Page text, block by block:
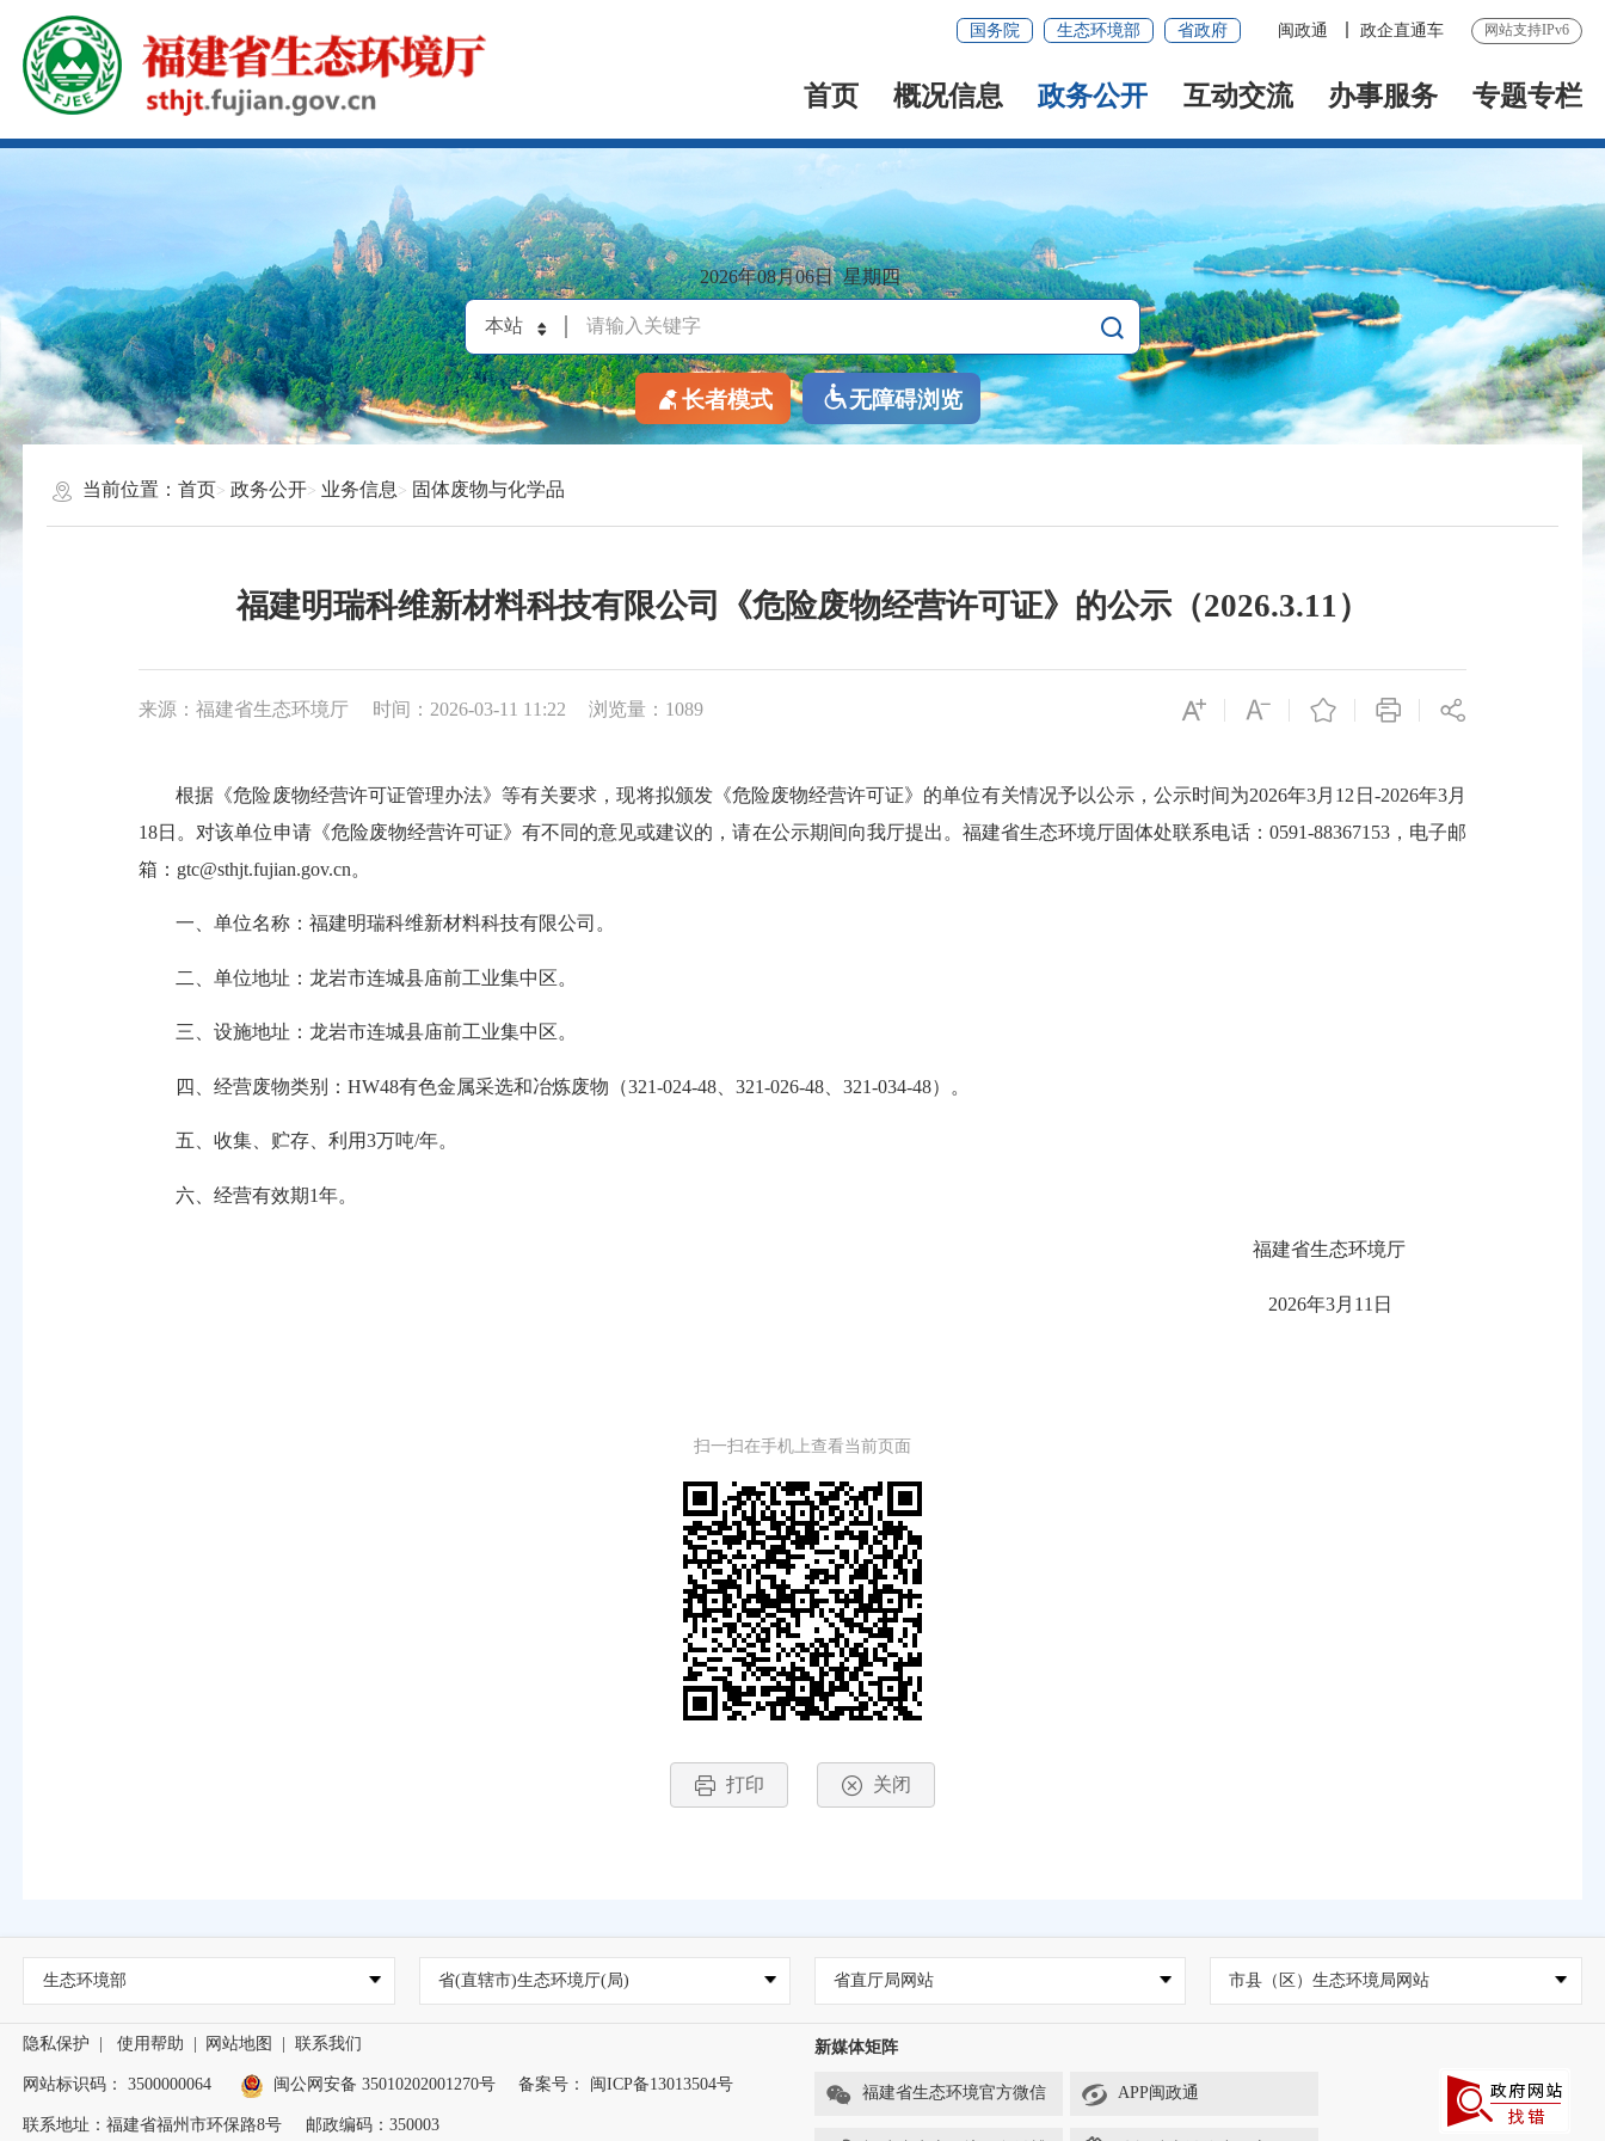
国务院 生态环境部 省政府 闽政通 政企直通车 网站支持IPv6
首页 概况信息 政务公开 互动交流 办事服务 专题专栏
2026年08月06日 星期四
长者模式 无障碍浏览
当前位置：首页 政务公开 业务信息 固体废物与化学品
福建明瑞科维新材料科技有限公司《危险废物经营许可证》的公示（2026.3.11）
来源：福建省生态环境厅 时间：2026-03-11 11:22 浏览量：1089
根据《危险废物经营许可证管理办法》等有关要求，现将拟颁发《危险废物经营许可证》的单位有关情况予以公示，公示时间为2026年3月12日-2026年3月
18日。对该单位申请《危险废物经营许可证》有不同的意见或建议的，请在公示期间向我厅提出。福建省生态环境厅固体处联系电话：0591-88367153，电子邮
箱：gtc@sthjt.fujian.gov.cn。
一、单位名称：福建明瑞科维新材料科技有限公司。
二、单位地址：龙岩市连城县庙前工业集中区。
三、设施地址：龙岩市连城县庙前工业集中区。
四、经营废物类别：HW48有色金属采选和冶炼废物（321-024-48、321-026-48、321-034-48）。
五、收集、贮存、利用3万吨/年。
六、经营有效期1年。
福建省生态环境厅
2026年3月11日
扫一扫在手机上查看当前页面
打印 关闭
生态环境部 省(直辖市)生态环境厅(局) 省直厅局网站 市县（区）生态环境局网站
隐私保护 使用帮助 网站地图 联系我们
网站标识码： 3500000064 闽公网安备 35010202001270号 备案号： 闽ICP备13013504号
联系地址：福建省福州市环保路8号 邮政编码：350003
新媒体矩阵
福建省生态环境官方微信 APP闽政通